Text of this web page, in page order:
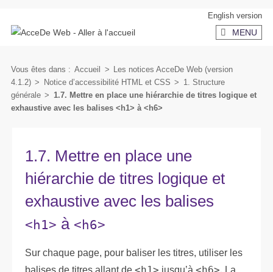
au
au
English version
MENU
Vous êtes dans : Accueil > Les notices AcceDe Web (version
4.1.2) > Notice d’accessibilité HTML et CSS > 1. Structure
générale > 1.7. Mettre en place une hiérarchie de titres logique et
exhaustive avec les balises <h1> à <h6>
1.7. Mettre en place une
hiérarchie de titres logique et
exhaustive avec les balises
<h1> à <h6>
Sur chaque page, pour baliser les titres, utiliser les
balises de titres allant de
jusqu’à
. La